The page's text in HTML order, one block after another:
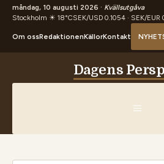
måndag, 10 augusti 2026 · Kvällsutgåva
Stockholm ☀ 18°CSEK/USD 0.1054 · SEK/EUR
Om ossRedaktionenKällorKontakt
Dagens
MENY